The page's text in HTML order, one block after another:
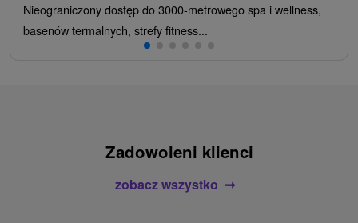
Nieograniczony dostęp do 3000-metrowego spa i wellness,
basenów termalnych, strefy fitness...
Zadowoleni klienci
zobacz wszystko